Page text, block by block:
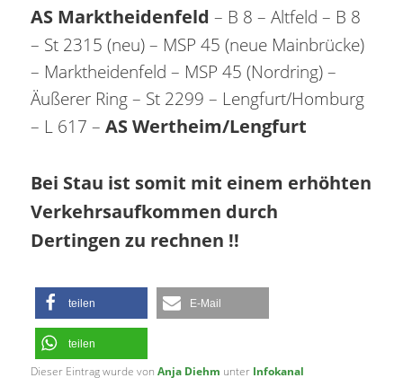
AS Marktheidenfeld – B 8 – Altfeld – B 8
– St 2315 (neu) – MSP 45 (neue Mainbrücke)
– Marktheidenfeld – MSP 45 (Nordring) –
Äußerer Ring – St 2299 – Lengfurt/Homburg
– L 617 – AS Wertheim/Lengfurt
Bei Stau ist somit mit einem erhöhten
Verkehrsaufkommen durch
Dertingen zu rechnen !!
teilen E-Mail
teilen
Dieser Eintrag wurde vonAnja Diehm unter Infokanal